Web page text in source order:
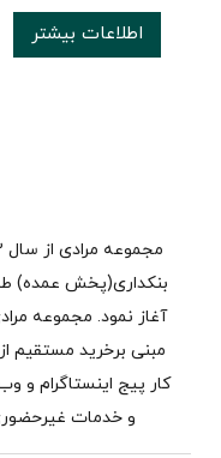
اطلاعات بیشتر
بنکداری(پخش عمده)
آغاز نمود. مجموعه
کار پیج اینستاگرام
و خدمات